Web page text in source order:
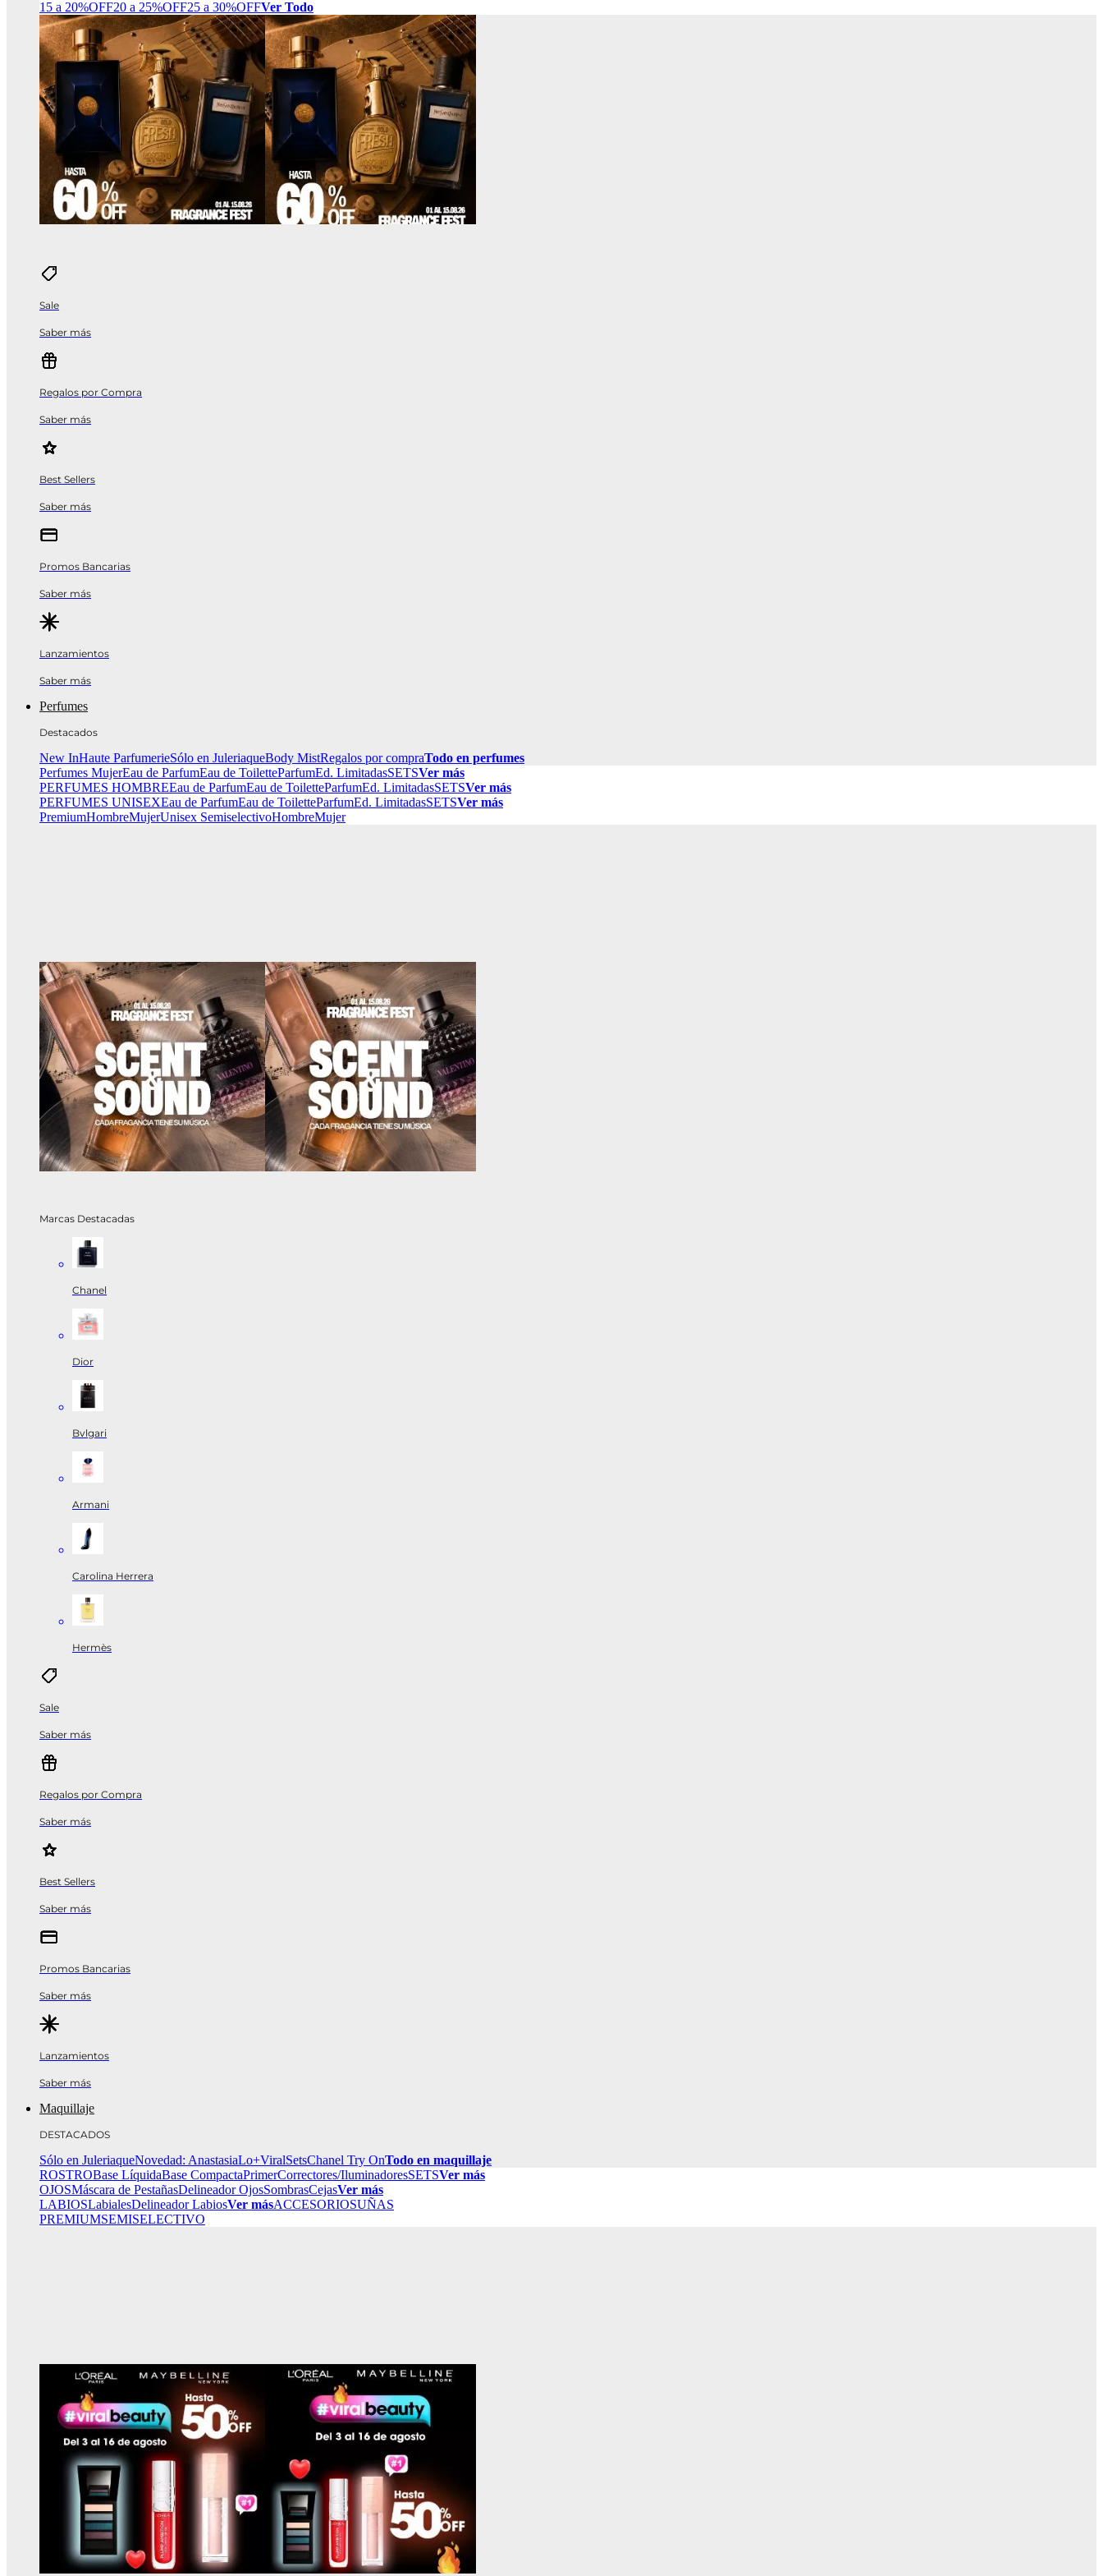
15 a 20%OFF20 a 25%OFF25 a 30%OFFVer Todo
Sale
Saber más
Regalos por Compra
Saber más
Best Sellers
Saber más
Promos Bancarias
Saber más
Lanzamientos
Saber más
Perfumes
Destacados
New InHaute ParfumerieSólo en JuleriaqueBody MistRegalos por compraTodo en perfumes
Perfumes MujerEau de ParfumEau de ToiletteParfumEd. LimitadasSETSVer más
PERFUMES HOMBREEau de ParfumEau de ToiletteParfumEd. LimitadasSETSVer más
PERFUMES UNISEXEau de ParfumEau de ToiletteParfumEd. LimitadasSETSVer más
PremiumHombreMujerUnisex SemiselectivoHombreMujer
Marcas Destacadas
Chanel
Dior
Bvlgari
Armani
Carolina Herrera
Hermès
Sale
Saber más
Regalos por Compra
Saber más
Best Sellers
Saber más
Promos Bancarias
Saber más
Lanzamientos
Saber más
Maquillaje
DESTACADOS
Sólo en JuleriaqueNovedad: AnastasiaLo+ViralSetsChanel Try OnTodo en maquillaje
ROSTROBase LíquidaBase CompactaPrimerCorrectores/IluminadoresSETSVer más
OJOSMáscara de PestañasDelineador OjosSombrasCejasVer más
LABIOSLabialesDelineador LabiosVer másACCESORIOSUÑAS
PREMIUMSEMISELECTIVO